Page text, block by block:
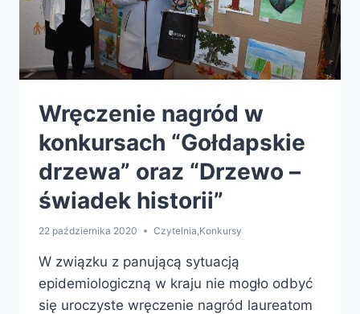
Wręczenie nagród w
konkursach “Gołdapskie
drzewa” oraz “Drzewo –
świadek historii”
22 października 2020 Czytelnia Konkursy
W związku z panującą sytuacją
epidemiologiczną w kraju nie mogło odbyć
się uroczyste wręczenie nagród laureatom